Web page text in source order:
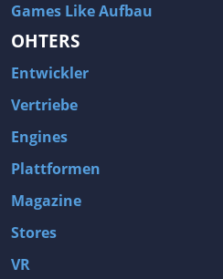
Games Like Aufbau
OHTERS
Entwickler
Vertriebe
Engines
Plattformen
Magazine
Stores
VR